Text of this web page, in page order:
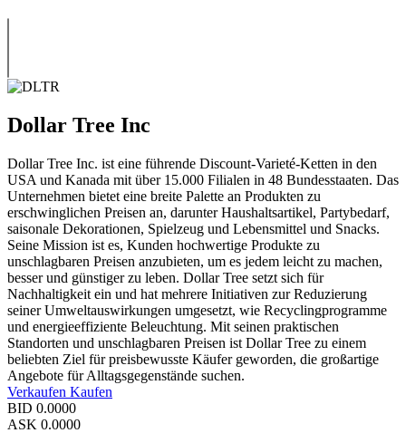
Dollar Tree Inc
Dollar Tree Inc. ist eine führende Discount-Varieté-Ketten in den
USA und Kanada mit über 15.000 Filialen in 48 Bundesstaaten. Das
Unternehmen bietet eine breite Palette an Produkten zu
erschwinglichen Preisen an, darunter Haushaltsartikel, Partybedarf,
saisonale Dekorationen, Spielzeug und Lebensmittel und Snacks.
Seine Mission ist es, Kunden hochwertige Produkte zu
unschlagbaren Preisen anzubieten, um es jedem leicht zu machen,
besser und günstiger zu leben. Dollar Tree setzt sich für
Nachhaltigkeit ein und hat mehrere Initiativen zur Reduzierung
seiner Umweltauswirkungen umgesetzt, wie Recyclingprogramme
und energieeffiziente Beleuchtung. Mit seinen praktischen
Standorten und unschlagbaren Preisen ist Dollar Tree zu einem
beliebten Ziel für preisbewusste Käufer geworden, die großartige
Angebote für Alltagsgegenstände suchen.
Verkaufen Kaufen
BID 0.0000
ASK 0.0000